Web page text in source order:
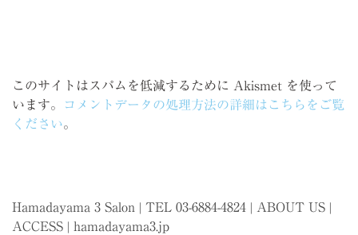
このサイトはスパムを低減するために Akismet を使って
います。
コメントデータの処理方法の詳細はこちらをご覧
ください。
Hamadayama 3 Salon | TEL 03-6884-4824 | ABOUT US |
ACCESS | hamadayama3.jp